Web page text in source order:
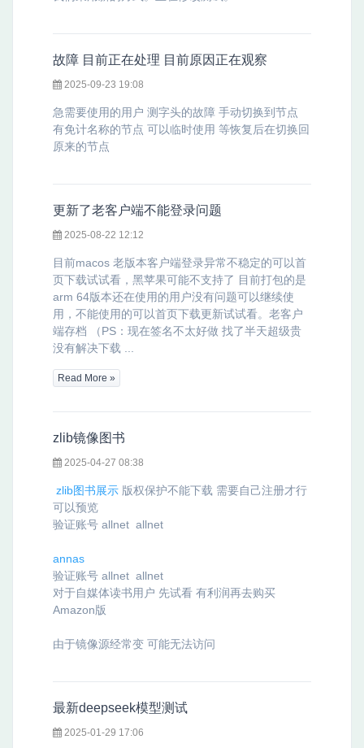
故障 目前正在处理 目前原因正在观察
2025-09-23 19:08
急需要使用的用户 测字头的故障 手动切换到节点
有免计名称的节点 可以临时使用 等恢复后在切换回
原来的节点
更新了老客户端不能登录问题
2025-08-22 12:12
目前macos 老版本客户端登录异常不稳定的可以首
页下载试试看，黑苹果可能不支持了 目前打包的是
arm 64版本还在使用的用户没有问题可以继续使
用，不能使用的可以首页下载更新试试看。老客户
端存档 （PS：现在签名不太好做 找了半天超级贵
没有解决下载 ...
Read More »
zlib镜像图书
2025-04-27 08:38
zlib图书展示 版权保护不能下载 需要自己注册才行
可以预览
验证账号 allnet allnet
annas
验证账号 allnet allnet
对于自媒体读书用户 先试看 有利润再去购买
Amazon版
由于镜像源经常变 可能无法访问
最新deepseek模型测试
2025-01-29 17:06